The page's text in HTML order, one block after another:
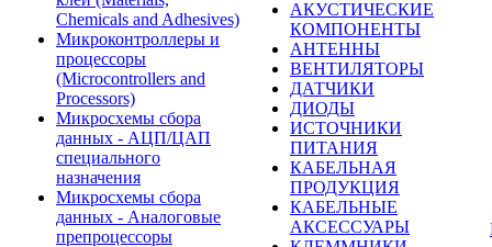
Chemicals and Adhesives)
Микроконтроллеры и
процессоры
(Microcontrollers and
Processors)
Микросхемы сбора
данных - АЦП/ЦАП
специального
назначения
Микросхемы сбора
данных - Аналоговые
препроцессоры
АКУСТИЧЕСКИЕ
КОМПОНЕНТЫ
АНТЕННЫ
ВЕНТИЛЯТОРЫ
ДАТЧИКИ
ДИОДЫ
ИСТОЧНИКИ
ПИТАНИЯ
КАБЕЛЬНАЯ
ПРОДУКЦИЯ
КАБЕЛЬНЫЕ
АКСЕССУАРЫ